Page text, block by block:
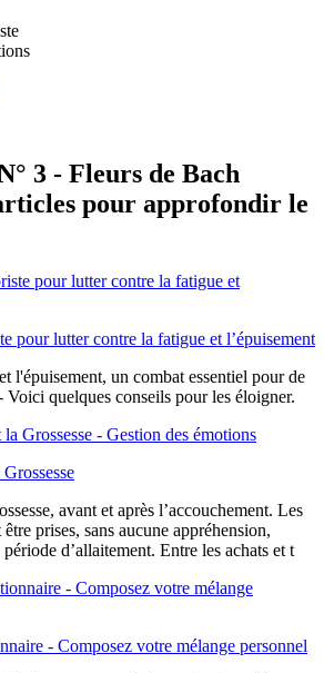
3 - Fleurs de Bach
pour approfondir le
pour lutter contre la fatigue et l’épuisement
l'épuisement, un combat essentiel pour de
Voici quelques conseils pour les éloigner.
avant et après l’accouchement. Les
prises, sans aucune appréhension,
d’allaitement. Entre les achats et t
- Composez votre mélange personnel